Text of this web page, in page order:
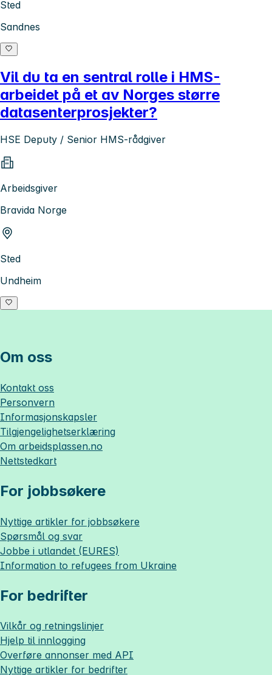
Sted
Sandnes
Vil du ta en sentral rolle i HMS-
arbeidet på et av Norges større
datasenterprosjekter?
HSE Deputy / Senior HMS-rådgiver
Arbeidsgiver
Bravida Norge
Sted
Undheim
Om oss
Kontakt oss
Personvern
Informasjonskapsler
Tilgjengelighetserklæring
Om arbeidsplassen.no
Nettstedkart
For jobbsøkere
Nyttige artikler for jobbsøkere
Spørsmål og svar
Jobbe i utlandet (EURES)
Information to refugees from Ukraine
For bedrifter
Vilkår og retningslinjer
Hjelp til innlogging
Overføre annonser med API
Nyttige artikler for bedrifter